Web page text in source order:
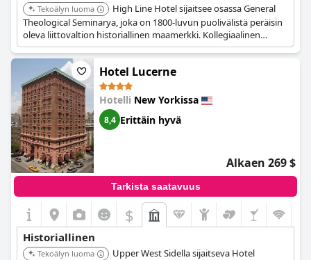
Tekoälyn luoma
High Line Hotel sijaitsee osassa General
Theological Seminarya, joka on 1800-luvun puolivälistä peräisin
oleva liittovaltion historiallinen maamerkki. Kollegiaalinen
goottilainen arkkitehtuuri ja rauhalliset piha-alueet luovat
ainutlaatuisen ja inspiroivan ilmapiirin. Hotelli yhdistää
historialliset yksityiskohdat moderneihin mukavuuksiin, luoden
selkeän paikan tunteen.
Hotel Lucerne
Hotelli New Yorkissa
8,4 Erittäin hyvä
Alkaen 269 $
Tarkista saatavuus
$
Historiallinen
Tekoälyn luoma
Upper West Sidella sijaitseva Hotel